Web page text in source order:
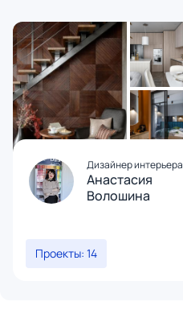
Дизайнер интерьера
Анастасия
Волошина
Проекты: 14